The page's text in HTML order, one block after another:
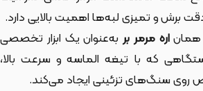
دقت برش و تمیزی لبه‌ها اهمیت بالایی دارد.
هماناره مرمر بربه‌عنوان یک ابزار تخصصی
که با تیغه الماسه و سرعت بالا،
روی سنگ‌های تزئینی ایجاد می‌کند.